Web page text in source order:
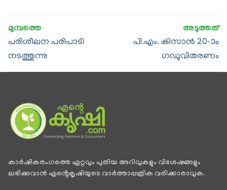
പരിശീലന പരിപാടി
നടത്തുന്നു
പി.എം. കിസാൻ 20-ാം
ഗഡുവിതരണം
കാര്‍ഷികരംഗത്തെ ഏറ്റവും പുതിയ അറിവുകളും വിശേഷങ്ങളും
ലഭിക്കുവാന്‍ എൻ്റെകൃഷിയുടെ വാര്‍ത്താപ്പത്രിക വരിക്കാരാവുക.